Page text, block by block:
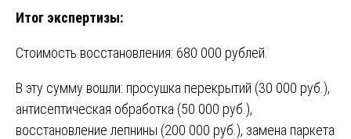
Итог экспертизы:
Стоимость восстановления: 680 000 рублей.
В эту сумму вошли: просушка перекрытий (30 000 руб.),
антисептическая обработка (50 000 руб.),
восстановление лепнины (200 000 руб.), замена паркета